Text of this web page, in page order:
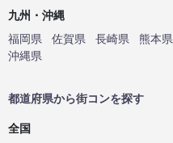
九州・沖縄
福岡県
佐賀県 長崎県 熊本県
沖縄県
都道府県から街コンを探す
全国